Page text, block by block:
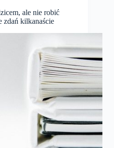
ale nie robić
zdań kilkanaście